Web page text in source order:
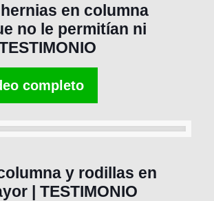
en columna
no le permitían ni
y rodillas en
| TESTIMONIO